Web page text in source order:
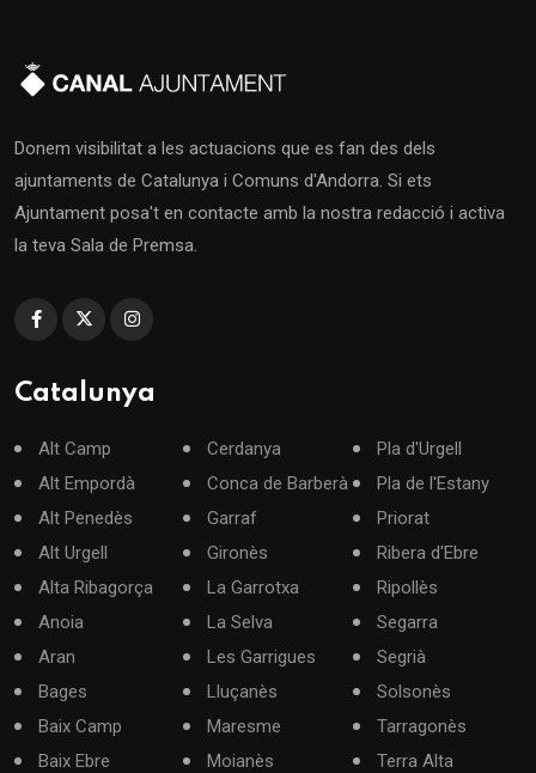
Donem visibilitat a les actuacions que es fan des dels
ajuntaments de Catalunya i Comuns d'Andorra. Si ets
Ajuntament posa't en contacte amb la nostra redacció i activa
la teva Sala de Premsa.
Catalunya
Alt Camp
Alt Empordà
Alt Penedès
Alt Urgell
Alta Ribagorça
Anoia
Aran
Bages
Baix Camp
Baix Ebre
Cerdanya
Conca de Barberà
Garraf
Gironès
La Garrotxa
La Selva
Les Garrigues
Lluçanès
Maresme
Moianès
Pla d'Urgell
Pla de l'Estany
Priorat
Ribera d'Ebre
Ripollès
Segarra
Segrià
Solsonès
Tarragonès
Terra Alta